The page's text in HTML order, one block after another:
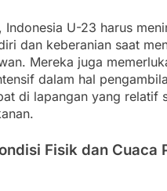
Indonesia U-23 harus
dan keberanian saat
Mereka juga
dalam hal
di lapangan yang relatif
Fisik dan Cuaca